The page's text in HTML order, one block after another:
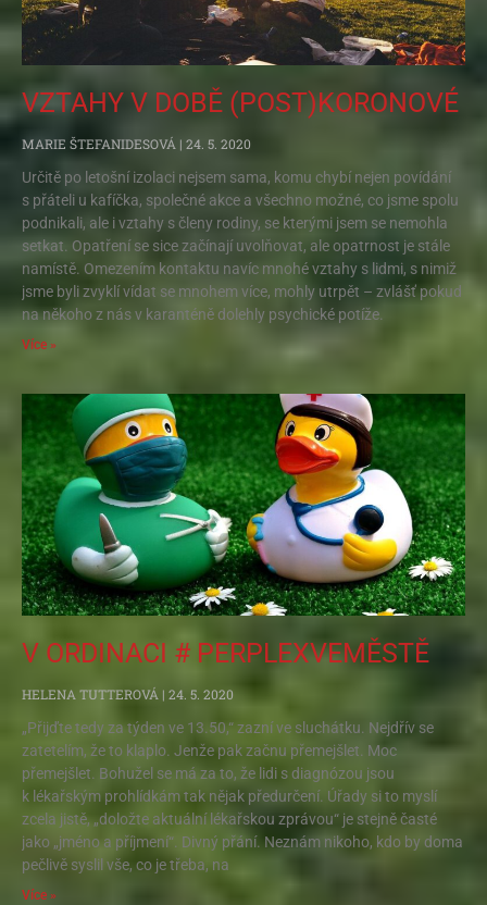
VZTAHY V DOBĚ (POST)KORONOVÉ
MARIE ŠTEFANIDESOVÁ
24. 5. 2020
Určitě po letošní izolaci nejsem sama, komu chybí nejen povídání
s přáteli u kafíčka, společné akce a všechno možné, co jsme spolu
podnikali, ale i vztahy s členy rodiny, se kterými jsem se nemohla
setkat. Opatření se sice začínají uvolňovat, ale opatrnost je stále
namístě. Omezením kontaktu navíc mnohé vztahy s lidmi, s nimiž
jsme byli zvyklí vídat se mnohem více, mohly utrpět – zvlášť pokud
na někoho z nás v karanténě dolehly psychické potíže.
Více »
V ORDINACI # PERPLEXVEMĚSTĚ
HELENA TUTTEROVÁ
24. 5. 2020
„Přijďte tedy za týden ve 13.50,“ zazní ve sluchátku. Nejdřív se
zatetelím, že to klaplo. Jenže pak začnu přemejšlet. Moc
přemejšlet. Bohužel se má za to, že lidi s diagnózou jsou
k lékařským prohlídkám tak nějak předurčení. Úřady si to myslí
zcela jistě, „doložte aktuální lékařskou zprávou“ je stejně časté
jako „jméno a příjmení“. Divný přání. Neznám nikoho, kdo by doma
pečlivě syslil vše, co je třeba, na
Více »